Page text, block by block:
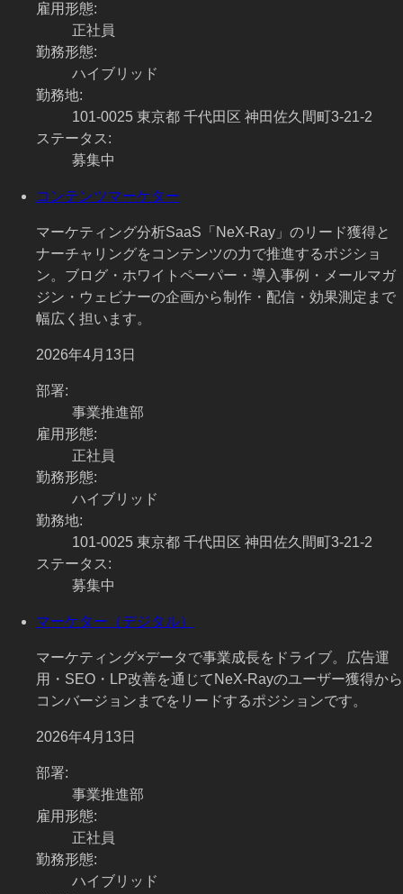
雇用形態:
正社員
勤務形態:
ハイブリッド
勤務地:
101-0025 東京都 千代田区 神田佐久間町3-21-2
ステータス:
募集中
コンテンツマーケター
マーケティング分析SaaS「NeX-Ray」のリード獲得と
ナーチャリングをコンテンツの力で推進するポジショ
ン。ブログ・ホワイトペーパー・導入事例・メールマガ
ジン・ウェビナーの企画から制作・配信・効果測定まで
幅広く担います。
2026年4月13日
部署:
事業推進部
雇用形態:
正社員
勤務形態:
ハイブリッド
勤務地:
101-0025 東京都 千代田区 神田佐久間町3-21-2
ステータス:
募集中
マーケター（デジタル）
マーケティング×データで事業成長をドライブ。広告運
用・SEO・LP改善を通じてNeX-Rayのユーザー獲得から
コンバージョンまでをリードするポジションです。
2026年4月13日
部署:
事業推進部
雇用形態:
正社員
勤務形態:
ハイブリッド